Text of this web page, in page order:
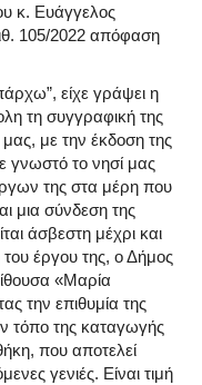
κ. Ευάγγελος
105/2022 απόφαση
είχε γράψει η
τη συγγραφική της
με την έκδοση της
γνωστό το νησί μας
της στα μέρη που
μια σύνδεση της
άσβεστη μέχρι και
έργου της, ο Δήμος
«Μαρία
την επιθυμία της
τόπο της καταγωγής
που αποτελεί
γενιές. Είναι τιμή